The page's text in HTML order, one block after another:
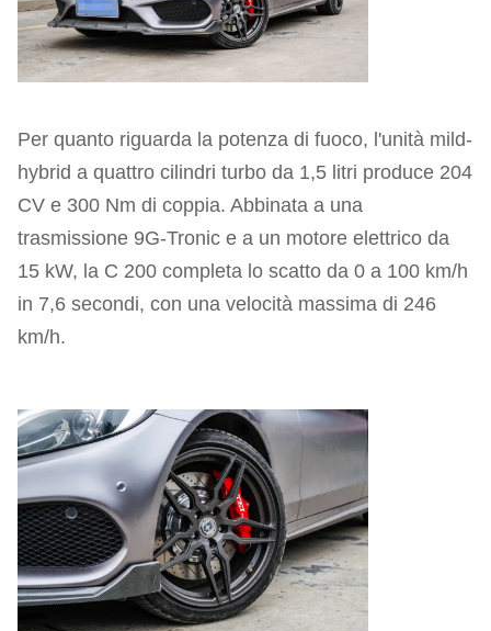
Per quanto riguarda la potenza di fuoco, l'unità mild-
hybrid a quattro cilindri turbo da 1,5 litri produce 204
CV e 300 Nm di coppia. Abbinata a una
trasmissione 9G-Tronic e a un motore elettrico da
15 kW, la C 200 completa lo scatto da 0 a 100 km/h
in 7,6 secondi, con una velocità massima di 246
km/h.